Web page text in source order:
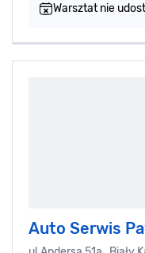
Warsztat nie
Auto Serwis